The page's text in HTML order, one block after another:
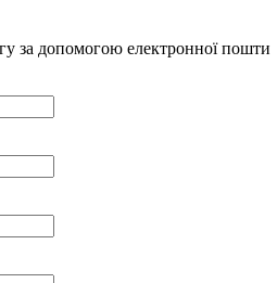
за допомогою електронної пошти